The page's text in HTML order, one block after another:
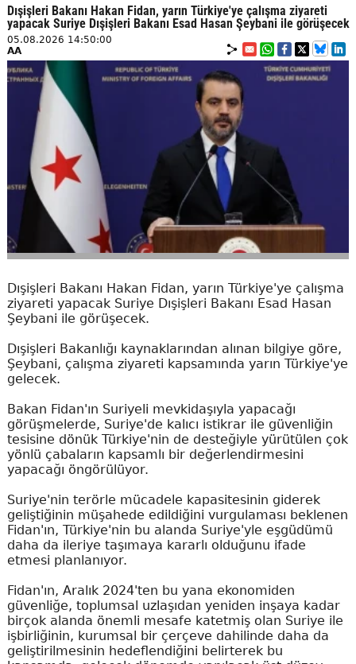
Dışişleri Bakanı Hakan Fidan, yarın Türkiye'ye çalışma ziyareti
yapacak Suriye Dışişleri Bakanı Esad Hasan Şeybani ile görüşecek
05.08.2026 14:50:00
AA
Dışişleri Bakanı Hakan Fidan, yarın Türkiye'ye çalışma
ziyareti yapacak Suriye Dışişleri Bakanı Esad Hasan
Şeybani ile görüşecek.
Dışişleri Bakanlığı kaynaklarından alınan bilgiye göre,
Şeybani, çalışma ziyareti kapsamında yarın Türkiye'ye
gelecek.
Bakan Fidan'ın Suriyeli mevkidaşıyla yapacağı
görüşmelerde, Suriye'de kalıcı istikrar ile güvenliğin
tesisine dönük Türkiye'nin de desteğiyle yürütülen çok
yönlü çabaların kapsamlı bir değerlendirmesini
yapacağı öngörülüyor.
Suriye'nin terörle mücadele kapasitesinin giderek
geliştiğinin müşahede edildiğini vurgulaması beklenen
Fidan'ın, Türkiye'nin bu alanda Suriye'yle eşgüdümü
daha da ileriye taşımaya kararlı olduğunu ifade
etmesi planlanıyor.
Fidan'ın, Aralık 2024'ten bu yana ekonomiden
güvenliğe, toplumsal uzlaşıdan yeniden inşaya kadar
birçok alanda önemli mesafe katetmiş olan Suriye ile
işbirliğinin, kurumsal bir çerçeve dahilinde daha da
geliştirilmesinin hedeflendiğini belirterek bu